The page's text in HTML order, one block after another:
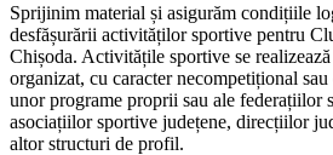
Sprijinim material și asigurăm condițiile
desfășurării activităților sportive pentru
Chișoda. Activitățile sportive se
organizat, cu caracter necompetițional
unor programe proprii sau ale federațiilor
asociațiilor sportive județene, direcțiilor
altor structuri de profil.